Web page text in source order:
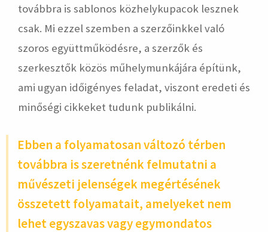
továbbra is sablonos közhelykupacok lesznek
csak. Mi ezzel szemben a szerzőinkkel való
szoros együttműködésre, a szerzők és
szerkesztők közös műhelymunkájára építünk,
ami ugyan időigényes feladat, viszont eredeti és
minőségi cikkeket tudunk publikálni.
Ebben a folyamatosan változó térben
továbbra is szeretnénk felmutatni a
művészeti jelenségek megértésének
összetett folyamatait, amelyeket nem
lehet egyszavas vagy egymondatos